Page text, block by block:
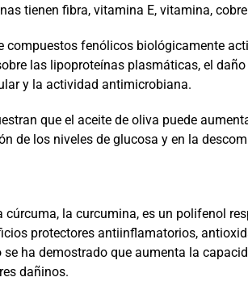
tienen fibra, vitamina E, vitamina,
compuestos fenólicos biológicamente
las lipoproteínas plasmáticas, el
y la actividad antimicrobiana.
que el aceite de oliva puede
de los niveles de glucosa y en la
cúrcuma, la curcumina, es un polifenol
protectores antiinflamatorios,
ha demostrado que aumenta la
dañinos.